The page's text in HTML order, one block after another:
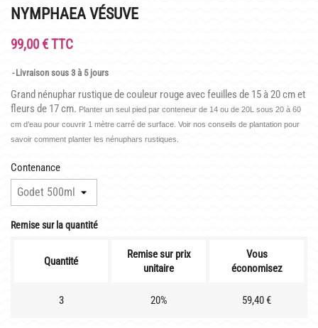
NOS SOIRÉES ESTIVALES
REPAS GROUPES
HISTOIRE
LATOUR-MARLIAC
CLAUDE MONET
BIOGRAPHIE DE 1908
LES BAMBOUS
DE JARDINAGE AQUATIQUE
NYMPHAEA VÉSUVE
99,00 € TTC
Livraison sous 3 à 5 jours
Grand nénuphar rustique de couleur rouge avec feuilles de 15 à 20 cm et
fleurs de 17 cm. Planter un seul pied par conteneur de 14 ou de 20L sous 20 à 60
cm d’eau pour couvrir 1 mètre carré de surface. Voir nos conseils de plantation pour
savoir comment planter les nénuphars rustiques.
Contenance
Remise sur la quantité
Quantité
Remise sur prix
unitaire
Vous
économisez
3 20% 59,40 €